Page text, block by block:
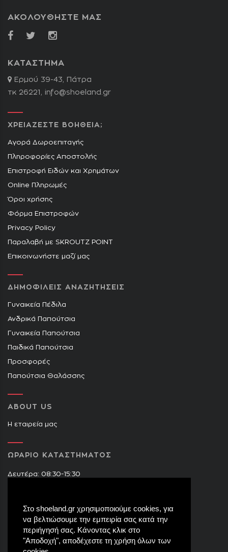
Στο shoeland.gr χρησιμοποιούμε cookies, για
να βελτιώσουμε την εμπειρία σας κατά την
περιήγησή σας. Κάνοντας κλικ στο
"Αποδοχή", αποδέχεστε τη χρήση όλων των
ΑΚΟΛΟΥΘΗΣΤΕ ΜΑΣ
ΚΑΤΑΣΤΗΜΑ
Ερμού 39-43, Πάτρα
τκ 26221, info@shoeland.gr
ΧΡΕΙΑΖΕΣΤΕ ΒΟΗΘΕΙΑ;
Αγορά Δωροεπιταγής
Πληροφορίες Αποστολής
Επιστροφή Ειδών και Χρημάτων
Online Πληρωμές
Όροι χρήσης
Φόρμα Επιστροφών
Privacy Policy
Παραλαβή με SKROUTZ POINT
Επικοινωνήστε μαζί μας
ΔΗΜΟΦΙΛΕΙΣ ΑΝΑΖΗΤΗΣΕΙΣ
Γυναικεία Πέδιλα
Ανδρικά Παπούτσια
Γυναικεία Παπούτσια
Παιδικά Παπούτσια
Προσφορές
Παπούτσια Θαλάσσης
ABOUT US
Η εταιρεία μας
ΩΡΑΡΙΟ ΚΑΤΑΣΤΗΜΑΤΟΣ
Δευτέρα: 08:30-15:30
Πέμπτη: 09:00-14:30 & 17:30-21:00
Παρασκευή: 09:00-14:30 & 17:30-21:00
Σάββατο: 08:30-15:30